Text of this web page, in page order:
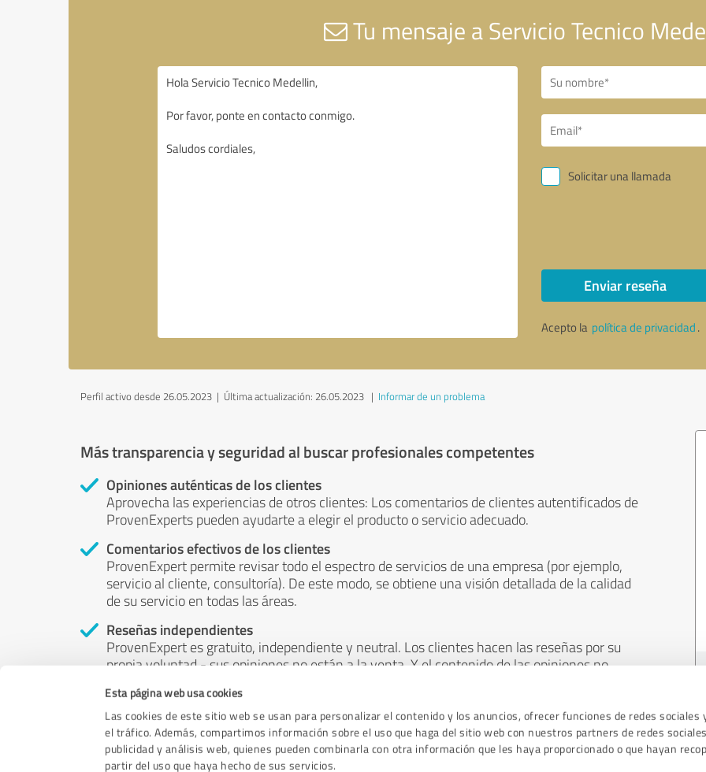
Esta página web usa cookies
Las cookies de este sitio web se usan para personalizar el contenido y los anuncios, ofrecer funciones de redes sociales
el tráfico. Además, compartimos información sobre el uso que haga del sitio web con nuestros partners de redes
publicidad y análisis web, quienes pueden combinarla con otra información que les haya proporcionado o que hayan
partir del uso que haya hecho de sus servicios.
Tu mensaje a Servicio Tecnico
Solicitar una llamada
Enviar reseña
Acepto la política de privacidad.
Perfil activo desde 26.05.2023 | Última actualización: 26.05.2023 | Informar de un problema
Más transparencia y seguridad al buscar profesionales competentes
Opiniones auténticas de los clientes
Aprovecha las experiencias de otros clientes: Los comentarios de clientes autentificados de
ProvenExperts pueden ayudarte a elegir el producto o servicio adecuado.
Comentarios efectivos de los clientes
ProvenExpert permite revisar todo el espectro de servicios de una empresa (por ejemplo,
servicio al cliente, consultoría). De este modo, se obtiene una visión detallada de la calidad
de su servicio en todas las áreas.
Reseñas independientes
ProvenExpert es gratuito, independiente y neutral. Los clientes hacen las reseñas por su
propia voluntad - sus opiniones no están a la venta. Y el contenido de las opiniones no